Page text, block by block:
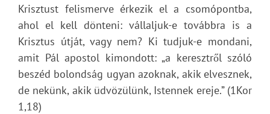
Krisztust felismerve érkezik el a csomópontba,
ahol el kell dönteni: vállaljuk-e továbbra is a
Krisztus útját, vagy nem? Ki tudjuk-e mondani,
amit Pál apostol kimondott: „a keresztről szóló
beszéd bolondság ugyan azoknak, akik elvesznek,
de nekünk, akik üdvözülünk, Istennek ereje.” (1Kor
1,18)